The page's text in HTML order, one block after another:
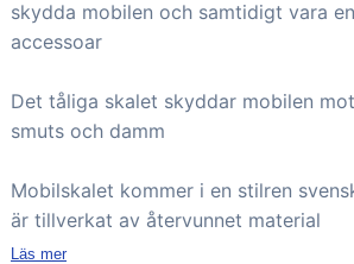
skydda mobilen och samtidigt vara
accessoar
Det tåliga skalet skyddar mobilen
smuts och damm
Mobilskalet kommer i en stilren
är tillverkat av återvunnet material
Läs mer